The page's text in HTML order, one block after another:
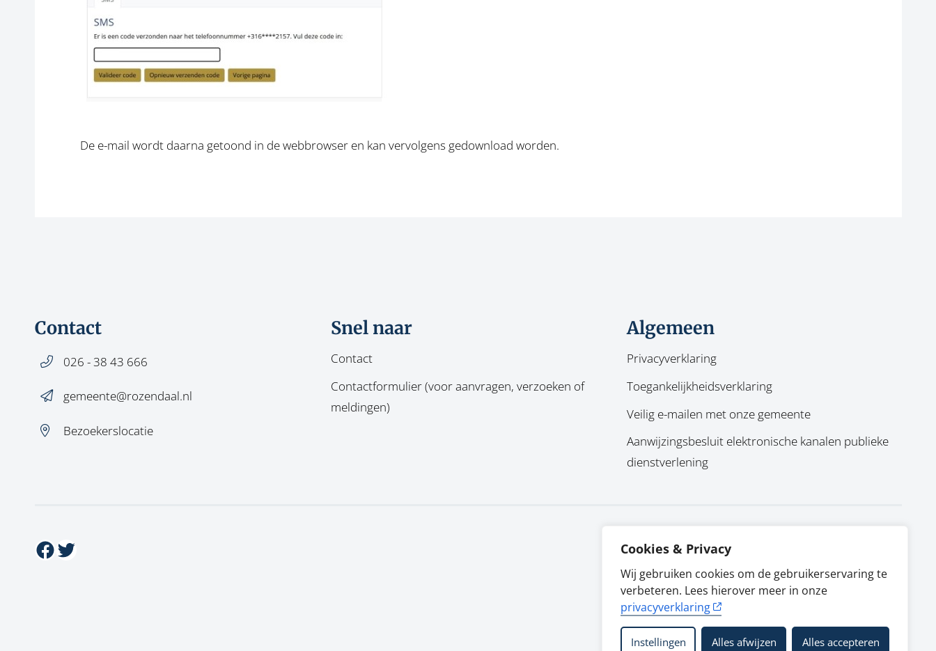
Cookies & Privacy
Wij gebruiken cookies om de gebruikerservaring te
verbeteren. Lees hierover meer in onze
privacyverklaring
Instellingen Alles afwijzen Alles accepteren
De e-mail wordt daarna getoond in de webbrowser en kan vervolgens gedownload worden.
Contact
026 - 38 43 666
gemeente@rozendaal.nl
Bezoekerslocatie
Snel naar
Contact
Contactformulier (voor aanvragen, verzoeken of
meldingen)
Algemeen
Privacyverklaring
Toegankelijkheidsverklaring
Veilig e-mailen met onze gemeente
Aanwijzingsbesluit elektronische kanalen publieke
dienstverlening
Facebook
Twitter